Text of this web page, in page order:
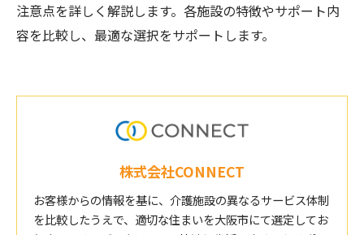
注意点を詳しく解説します。各施設の特徴やサポート内
容を比較し、最適な選択をサポートします。
株式会社CONNECT
お客様からの情報を基に、介護施設の異なるサービス体制
を比較したうえで、適切な住まいを大阪市にて選定してお